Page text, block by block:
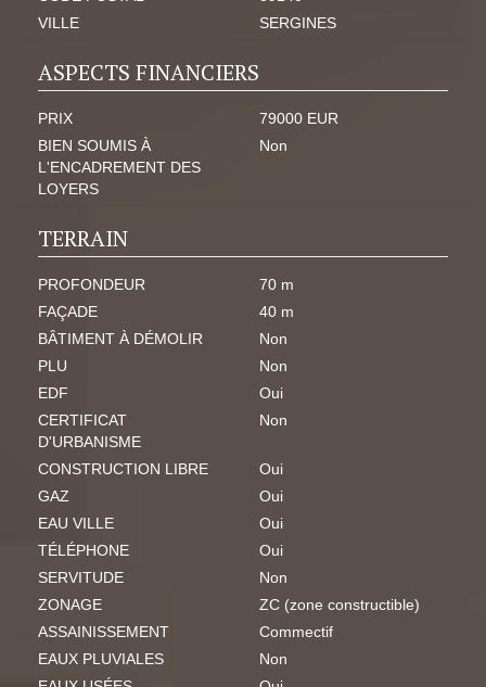
VILLE
SERGINES
ASPECTS FINANCIERS
PRIX
79000 EUR
BIEN SOUMIS À
L'ENCADREMENT DES
LOYERS
Non
TERRAIN
PROFONDEUR
70 m
FAÇADE
40 m
BÂTIMENT À DÉMOLIR
Non
PLU
Non
EDF
Oui
CERTIFICAT
D'URBANISME
Non
CONSTRUCTION LIBRE
Oui
GAZ
Oui
EAU VILLE
Oui
TÉLÉPHONE
Oui
SERVITUDE
Non
ZONAGE
ZC (zone constructible)
ASSAINISSEMENT
Commectif
EAUX PLUVIALES
Non